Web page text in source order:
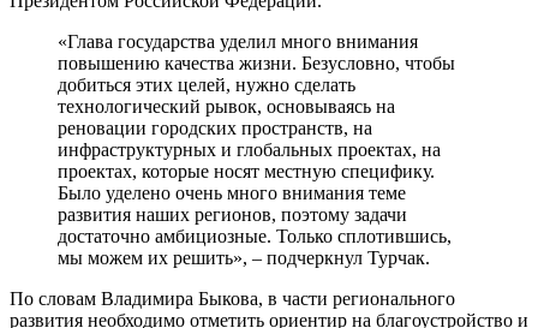
«Глава государства уделил много внимания
повышению качества жизни. Безусловно, чтобы
добиться этих целей, нужно сделать
технологический рывок, основываясь на
реновации городских пространств, на
инфраструктурных и глобальных проектах, на
проектах, которые носят местную специфику.
Было уделено очень много внимания теме
развития наших регионов, поэтому задачи
достаточно амбициозные. Только сплотившись,
мы можем их решить», – подчеркнул Турчак.
По словам Владимира Быкова, в части регионального
развития необходимо отметить ориентир на благоустройство и